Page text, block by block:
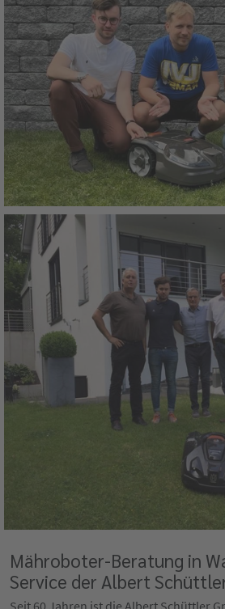
Mähroboter-Beratung in
Service der Albert
Seit 60 Jahren ist die Albert Schüttler